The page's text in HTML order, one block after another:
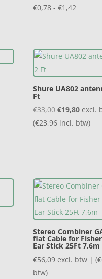
€0,78 - €1,42
Shure UA802
Ft
€33,00
prijs
€19,80
prijs
excl.
(€23,96 incl. btw)
Stereo Combiner
flat Cable for
Ear Stick 25Ft 7,6m
€56,09 excl. btw | (€
btw)